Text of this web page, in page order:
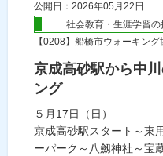
公開日：2026年05月22日
社会教育・生涯学習の
【0208】船橋市ウォーキング
京成高砂駅から中
ング
５月17日（日）
京成高砂駅スタート～東
ーパーク～八劔神社～宝